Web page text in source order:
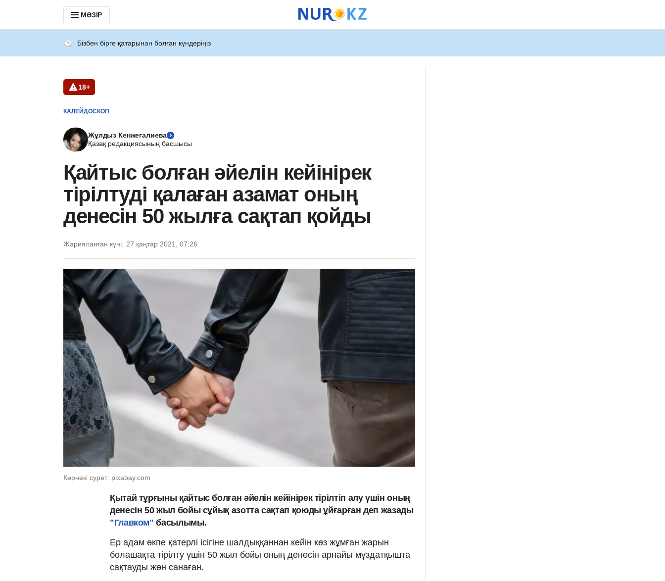
МӘЗІР
Бізбен бірге қатарынан болған күндеріңіз
18+
КАЛЕЙДОСКОП
Жұлдыз Кенжегалиева
Қазақ редакциясының басшысы
Қайтыс болған әйелін кейінірек
тірілтуді қалаған азамат оның
денесін 50 жылға сақтап қойды
Жарияланған күні: 27 қаңтар 2021, 07:26
Көрнекі сурет: pixabay.com
Қытай тұрғыны қайтыс болған әйелін кейінірек тірілтіп алу үшін оның
денесін 50 жыл бойы сұйық азотта сақтап қоюды ұйғарған деп жазады
"Главком"басылымы.
Ер адам өкпе қатерлі ісігіне шалдыққаннан кейін көз жұмған жарын
болашақта тірілту үшін 50 жыл бойы оның денесін арнайы мұздатқышта
сақтауды жөн санаған.